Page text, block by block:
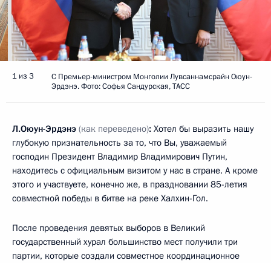
1 из 3
С Премьер-министром Монголии Лувсаннамсрайн Оюун-
Эрдэнэ. Фото: Софья Сандурская, ТАСС
Л.Оюун-Эрдэнэ (как переведено): Хотел бы выразить нашу
глубокую признательность за то, что Вы, уважаемый
господин Президент Владимир Владимирович Путин,
находитесь с официальным визитом у нас в стране. А кроме
этого и участвуете, конечно же, в праздновании 85-летия
совместной победы в битве на реке Халхин-Гол.
После проведения девятых выборов в Великий
государственный хурал большинство мест получили три
партии, которые создали совместное координационное